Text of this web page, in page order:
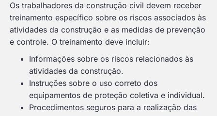
Os trabalhadores da construção civil devem receber
treinamento específico sobre os riscos associados às
atividades da construção e as medidas de prevenção
e controle. O treinamento deve incluir:
Informações sobre os riscos relacionados às
atividades da construção.
Instruções sobre o uso correto dos
equipamentos de proteção coletiva e individual.
Procedimentos seguros para a realização das